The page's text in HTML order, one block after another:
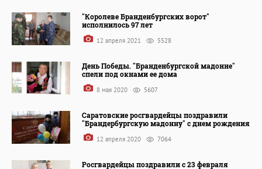
"Королеве Бранденбургских ворот"
исполнилось 97 лет
12 апреля 2021 5528
День Победы. "Бранденбургской мадонне"
спели под окнами ее дома
8 мая 2020 5607
Саратовские росгвардейцы поздравили
"Брандербургскую мадонну" с днем рождения
12 апреля 2020 7064
Росгвардейцы поздравили с 23 февраля